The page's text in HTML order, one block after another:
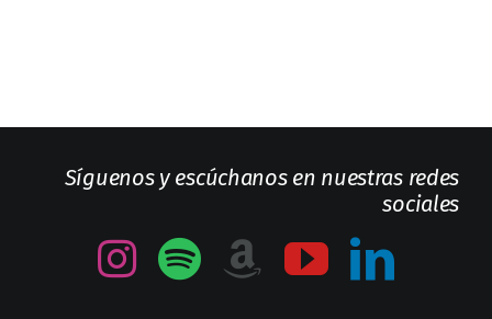
Síguenos y escúchanos en nuestras redes
sociales